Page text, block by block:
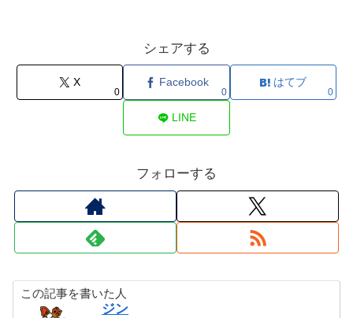
シェアする
X
0
Facebook
0
はてブ
0
LINE
フォローする
この記事を書いた人
ジン